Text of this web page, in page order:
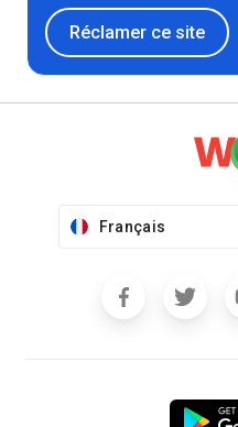
Réclamer ce site
Français